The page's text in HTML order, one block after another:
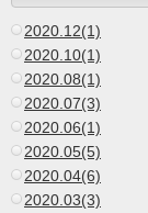
2020.12(1)
2020.10(1)
2020.08(1)
2020.07(3)
2020.06(1)
2020.05(5)
2020.04(6)
2020.03(3)